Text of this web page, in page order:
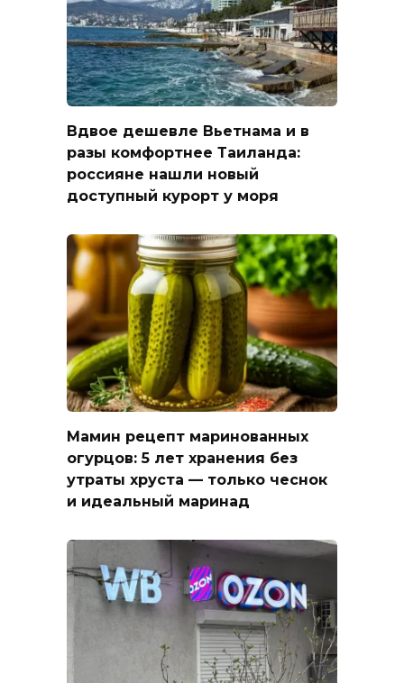
Вдвое дешевле Вьетнама и в
разы комфортнее Таиланда:
россияне нашли новый
доступный курорт у моря
Мамин рецепт маринованных
огурцов: 5 лет хранения без
утраты хруста — только чеснок
и идеальный маринад